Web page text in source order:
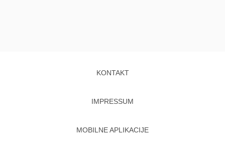
KONTAKT
IMPRESSUM
MOBILNE APLIKACIJE